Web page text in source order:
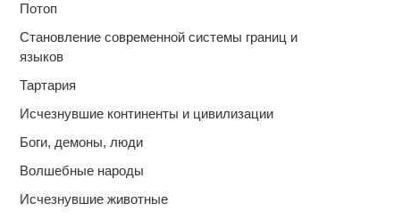
Потоп
Становление современной системы границ и
языков
Тартария
Исчезнувшие континенты и цивилизации
Боги, демоны, люди
Волшебные народы
Исчезнувшие животные